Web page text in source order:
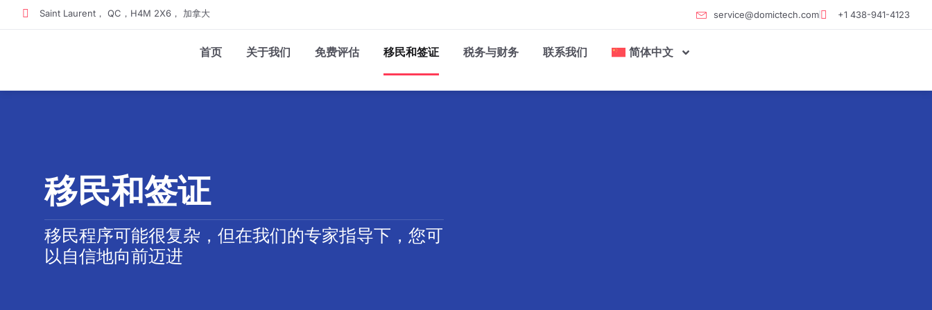
Saint Laurent， QC，H4M 2X6， 加拿大 service@domictech.com +1 438-941-4123
首页 关于我们 免费评估 移民和签证 税务与财务 联系我们 简体中文
移民和签证
移民程序可能很复杂，但在我们的专家指导下，您可
以自信地向前迈进